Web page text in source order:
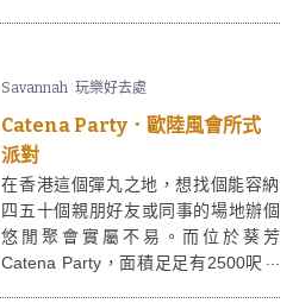
Savannah 玩樂好去處
Catena Party．歐陸風會所式
派對
在香港這個彈丸之地，想找個能容納
四五十個親朋好友或同事的場地辦個
悠閒聚會實屬不易。而位於葵芳
Catena Party，面積足足有2500呎，